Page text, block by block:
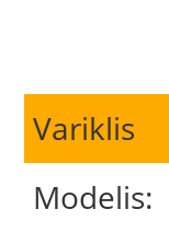
Variklis
Modelis: